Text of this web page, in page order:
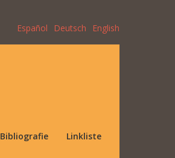
Español Deutsch English
Bibliografie Linkliste